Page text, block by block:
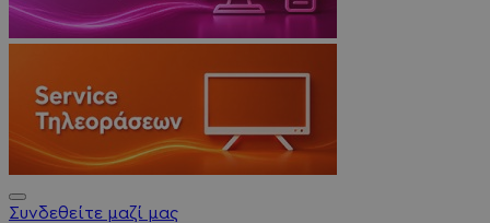
Συνδεθείτε μαζί μας